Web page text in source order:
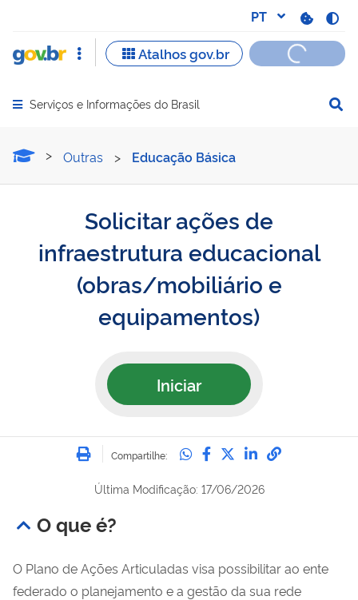
Abrir menu principal de navegação
Serviços e Informações do Brasil
Solicitar ações de
Outras > Educação Básica
Solicitar ações de
infraestrutura educacional
(obras/mobiliário e
equipamentos)
Iniciar
Imprimir
Compartilhe: Compartilhe no
Compartilhe no
Compartilhe no
Compartilhe
Última Modificação: 17/06/2026
O que é?
O Plano de Ações Articuladas visa possibilitar ao ente
federado o planejamento e a gestão da sua rede